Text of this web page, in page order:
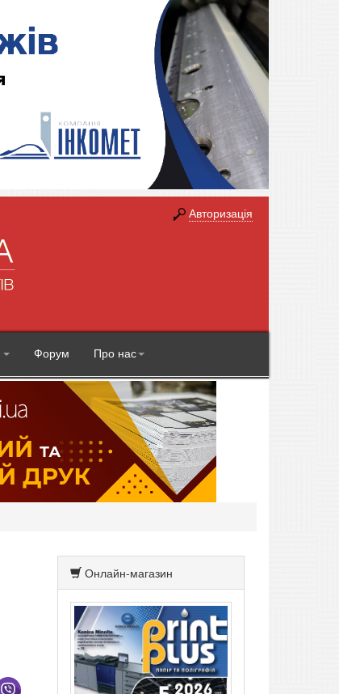
Авторизація
Форум Про нас
Онлайн-магазин